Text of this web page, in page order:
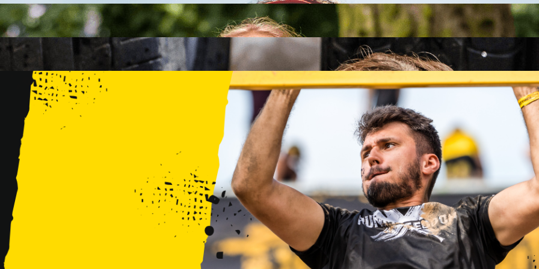
FAMILY
15 PRZESZKÓD
2 KM+
KIDS
15 PRZESZKÓD
1 KM+
TRENINGI
WYDARZENIA
RUNMAGEDDON LUBLIN ZALEW ZEMBORZYCKI 22/23.08.2026
RUNMAGEDDON ERGO ARENA GDAŃSK/SOPOT 12/13.09.2026
RUNMAGEDDON KIDS: DEMO WARSZAWA 24/26.09.2026
RUNMAGEDDON WROCŁAW KOPALNIA ROLANTOWICE 26/27.09.2026
RUNMAGEDDON WARSZAWA TWIERDZA MODLIN 10/11.10.2026
RUNMAGEDDON JURAPARK BAŁTÓW 24/25.10.2026
RUNMAGEDDON HALLOWEEN WARSZAWA 31.10.2026
TRENINGI
VOUCHERY
DLA ZAWODNIKÓW